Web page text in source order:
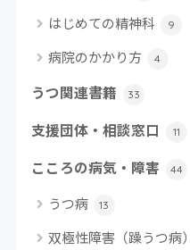
はじめての精神科 9
病院のかかり方 4
うつ関連書籍 33
支援団体・相談窓口 11
こころの病気・障害 44
うつ病 13
双極性障害（躁うつ病）